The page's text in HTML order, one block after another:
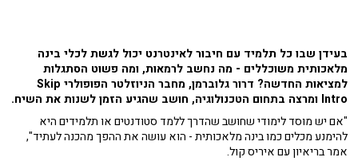
בעידן שבו כל תלמיד עם חיבור לאינטרנט יכול לגשת לכלי בינה
מלאכותית משוכללים - מה נחשב לרמאות, ומה פשוט הסתגלות
למציאות החדשה? דרור גלוברמן, מחבר הניוזלטר הפופולרי Skip
Intro ומרצה בתחום הטכנולוגיה, חושב שהגיע הזמן לשנות את השיח.
"אם יש מוסד לימודי שחושב שהדרך ללמד סטודנטים או תלמידים היא
להימנע מכלים כמו בינה מלאכותית - הוא עושה את ההפך מהכנה לעתיד",
אמר בריאיון עם איריס קול.